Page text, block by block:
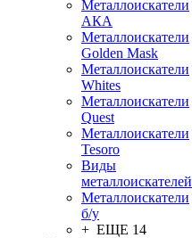
Металлоискатели
АКА
Металлоискатели
Golden Mask
Металлоискатели
Whites
Металлоискатели
Quest
Металлоискатели
Tesoro
Виды
металлоискателей
Металлоискатели
б/у
+ ЕЩЕ 14